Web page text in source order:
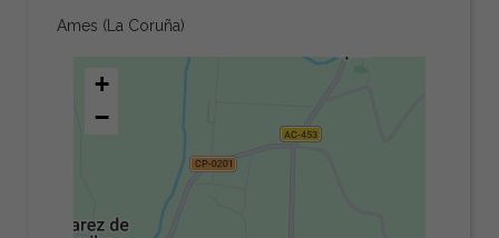
Ames (La Coruña)
+
−